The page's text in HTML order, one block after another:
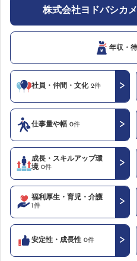
株式会社ヨドバシカ
年収・
社員・仲間・文化 2件
仕事量や幅 0件
成長・スキルアップ環
境 0件
福利厚生・育児・介護
1件
安定性・成長性 0件